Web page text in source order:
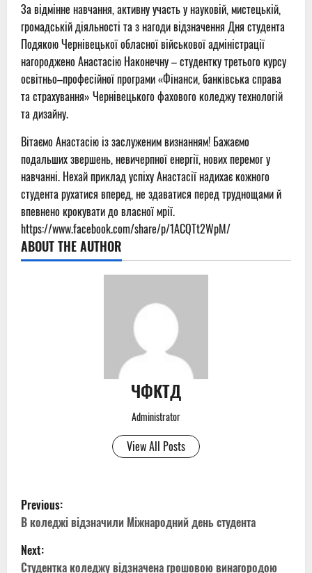
За відмінне навчання, активну участь у науковій, мистецькій,
громадській діяльності та з нагоди відзначення Дня студента
Подякою Чернівецької обласної військової адміністрації
нагороджено Анастасію Наконечну – студентку третього курсу
освітньо–професійної програми «Фінанси, банківська справа
та страхування» Чернівецького фахового коледжу технологій
та дизайну.
Вітаємо Анастасію із заслуженим визнанням! Бажаємо
подальших звершень, невичерпної енергії, нових перемог у
навчанні. Нехай приклад успіху Анастасії надихає кожного
студента рухатися вперед, не здаватися перед труднощами й
впевнено крокувати до власної мрії.
https://www.facebook.com/share/p/1ACQTt2WpM/
ABOUT THE AUTHOR
ЧФКТД
Administrator
View All Posts
P
o
s
Previous:
В коледжі відзначили Міжнародний день студента
Next:
Студентка коледжу відзначена грошовою винагородою